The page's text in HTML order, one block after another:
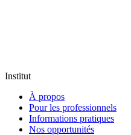
Institut
À propos
Pour les professionnels
Informations pratiques
Nos opportunités